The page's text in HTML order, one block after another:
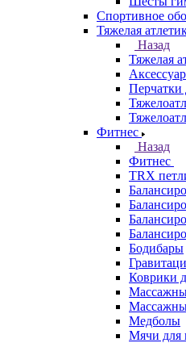
Спортивное
Тяжелая
Назад
Тяжелая
Перчатки
Фитнес
Назад
Фитнес
TRX
Бодибары
Коврики
Медболы
Мячи для